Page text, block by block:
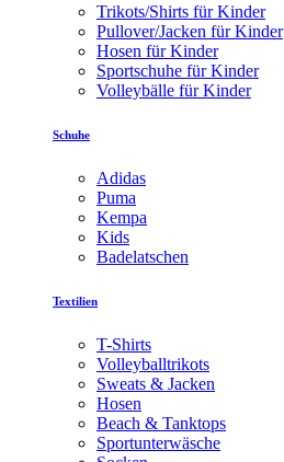
Trikots/Shirts für Kinder
Pullover/Jacken für Kinder
Hosen für Kinder
Sportschuhe für Kinder
Volleybälle für Kinder
Schuhe
Adidas
Puma
Kempa
Kids
Badelatschen
Textilien
T-Shirts
Volleyballtrikots
Sweats & Jacken
Hosen
Beach & Tanktops
Sportunterwäsche